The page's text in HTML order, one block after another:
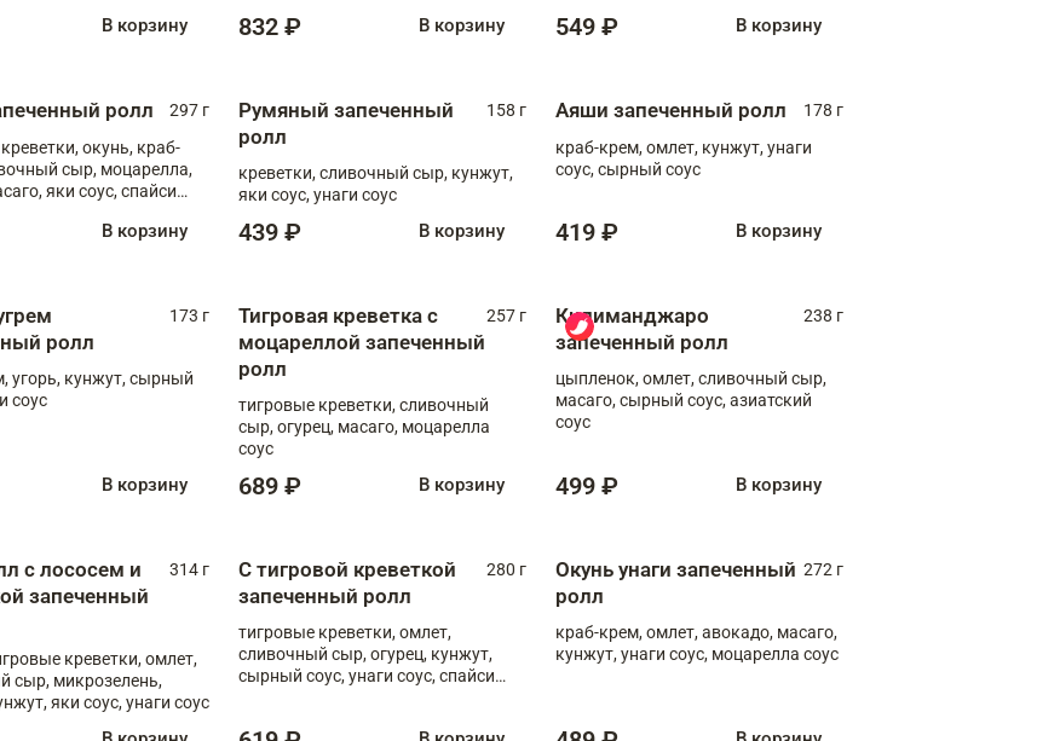
В корзину 832 ₽ В корзину 549 ₽ В корзину
ролл
297 г
окунь, краб-
сыр, моцарелла,
яки соус, спайси
В корзину
Румяный запеченный
ролл
158 г
креветки, сливочный сыр, кунжут,
яки соус, унаги соус
439 ₽ В корзину
Аяши запеченный ролл
178 г
краб-крем, омлет, кунжут, унаги
соус, сырный соус
419 ₽ В корзину
ролл
173 г
угорь, кунжут, сырный
соус
В корзину
Тигровая креветка с
моцареллой запеченный
ролл
257 г
тигровые креветки, сливочный
сыр, огурец, масаго, моцарелла
соус
689 ₽ В корзину
Килиманджаро
запеченный ролл
238 г
цыпленок, омлет, сливочный сыр,
масаго, сырный соус, азиатский
соус
499 ₽ В корзину
с лососем и
запеченный
314 г
креветки, омлет,
сыр, микрозелень,
яки соус, унаги соус
С тигровой креветкой
запеченный ролл
280 г
тигровые креветки, омлет,
сливочный сыр, огурец, кунжут,
сырный соус, унаги соус, спайси
Окунь унаги запеченный
ролл
272 г
краб-крем, омлет, авокадо, масаго,
кунжут, унаги соус, моцарелла соус